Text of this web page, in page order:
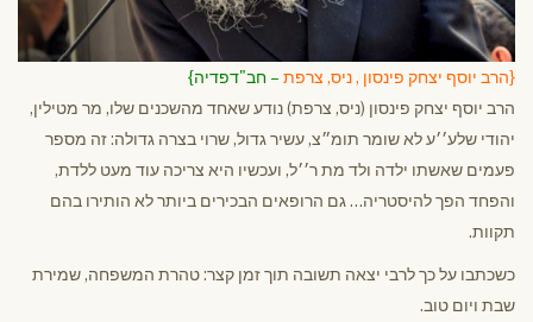
{הרב יוסף יצחק פינסון , ניס, צרפת – חב"דפדיה}
הרב יוסף יצחק פינסון (ניס, צרפת) נודע שאחד מהשכנים שלו, מר מטילין,
יהודי שלע׳׳ע לא שומר תומ״צ, עשיר גדול, שרוי בצרה גדולה: זה מספר
פעמים שאשתו ילדה ולד מת ר׳׳ל, ועכשיו היא צריכה עוד מעט ללדת,
והפחד הפך להיסטריה… גם הרופאים הבכירים ביותר לא הותירו בהם
תקוות.
כשכתבו על כך לרבי יצאה תשובה תוך זמן קצר: טהרת המשפחה, שמירת
שבת ויום טוב.